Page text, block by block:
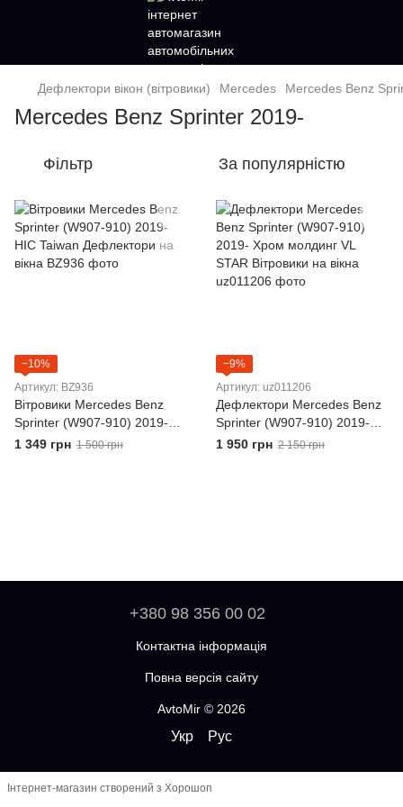
Дефлектори вікон (вітровики) Mercedes Mercedes Benz
Mercedes Benz Sprinter 2019-
Фільтр За популярністю
−10%
Артикул: BZ936
Вітровики Mercedes Benz
Sprinter (W907-910) 2019-
HIC Taiwan Дефлектори на
1 349 грн 1 500 грн
−9%
Артикул: uz011206
Дефлектори Mercedes Benz
Sprinter (W907-910) 2019-
Хром молдинг VL STAR
1 950 грн 2 150 грн
+380 98 356 00 02
Контактна інформація
Повна версія сайту
AvtoMir © 2026
Укр Рус
Інтернет-магазин створений з Хорошоп